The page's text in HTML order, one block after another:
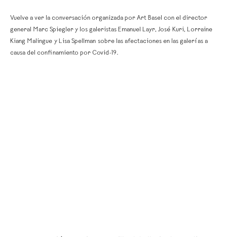
Vuelve a ver la conversación organizada por Art Basel con el director
general Marc Spiegler y los galeristas Emanuel Layr, José Kuri, Lorraine
Kiang Malingue y Lisa Spellman sobre las afectaciones en las galerías a
causa del confinamiento por Covid-19.